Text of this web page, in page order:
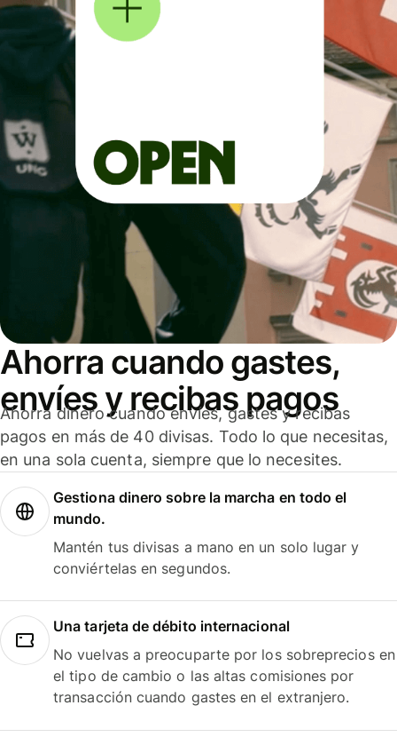
Ahorra cuando gastes,
envíes y recibas pagos
Ahorra dinero cuando envíes, gastes y recibas
pagos en más de 40 divisas. Todo lo que necesitas,
en una sola cuenta, siempre que lo necesites.
Gestiona dinero sobre la marcha en todo el
mundo.
Mantén tus divisas a mano en un solo lugar y
conviértelas en segundos.
Una tarjeta de débito internacional
No vuelvas a preocuparte por los sobreprecios en
el tipo de cambio o las altas comisiones por
transacción cuando gastes en el extranjero.